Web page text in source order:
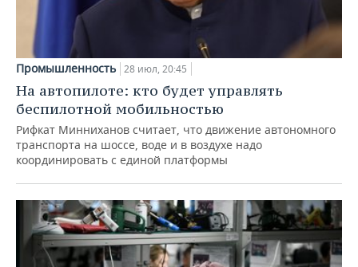
Промышленность 28 июл, 20:45
На автопилоте: кто будет управлять
беспилотной мобильностью
Рифкат Минниханов считает, что движение автономного
транспорта на шоссе, воде и в воздухе надо
координировать с единой платформы